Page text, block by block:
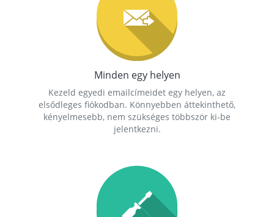
Minden egy helyen
Kezeld egyedi emailcímeidet egy helyen, az
elsődleges fiókodban. Könnyebben áttekinthető,
kényelmesebb, nem szükséges többször ki-be
jelentkezni.